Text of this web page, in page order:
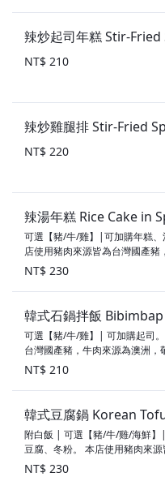
辣炒起司年糕 Stir-Fried
with Cheese
NT$ 210
辣炒雞腿排 Stir-Fried Spicy Chicken
Thigh
NT$ 220
辣湯年糕 Rice Cake in
可選【豬/牛/雞】|可加購年糕
店使用豬肉來源皆為台灣國產豬
請安心食用。
NT$ 230
韓式石鍋拌飯 Bibimbap
可選【豬/牛/雞】| 可加購起司
台灣國產豬，牛肉來源為澳洲，
NT$ 210
韓式豆腐鍋 Korean
附白飯 | 可選【豬/牛/雞/海鮮】|
豆腐、冬粉。 本店使用豬肉來
來源為澳洲，敬請安心食用。
NT$ 230